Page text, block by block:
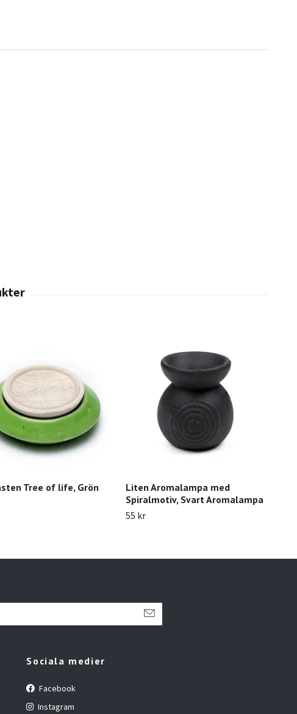
Tree of life, Grön
Liten Aromalampa med
Spiralmotiv, Svart Aromalampa
55 kr
Sociala medier
Facebook
Instagram